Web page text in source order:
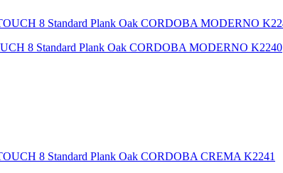
8 Standard Plank Oak CORDOBA MODERNO K2240